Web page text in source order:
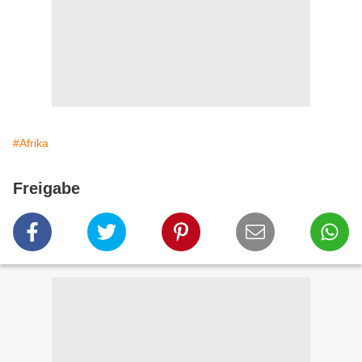
#Afrika
Freigabe